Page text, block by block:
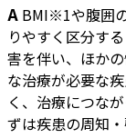
A BMI※1や腹囲
りやすく区分す
害を伴い、ほか
な治療が必要な
く、治療につな
ずは疾患の周知